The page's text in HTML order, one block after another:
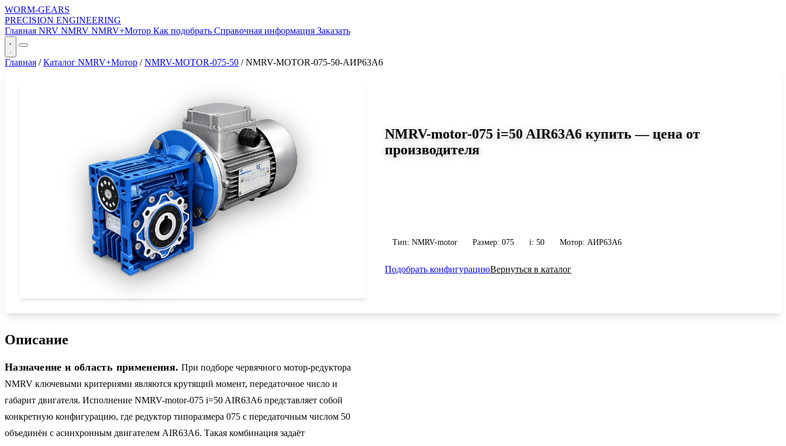
WORM-GEARS
PRECISION ENGINEERING
Главная NRV NMRV NMRV+Мотор Как подобрать Справочная информация Заказать
Главная / Каталог NMRV+Мотор / NMRV-MOTOR-075-50 / NMRV-MOTOR-075-50-АИР63A6
NMRV-motor-075 i=50 AIR63A6 купить — цена от
производителя
Тип: NMRV-motor Размер: 075 i: 50 Мотор: АИР63A6
Подобрать конфигурациюВернуться в каталог
Описание
Назначение и область применения. При подборе червячного мотор-редуктора
NMRV ключевыми критериями являются крутящий момент, передаточное число и
габарит двигателя. Исполнение NMRV-motor-075 i=50 AIR63A6 представляет собой
конкретную конфигурацию, где редуктор типоразмера 075 с передаточным числом 50
объединён с асинхронным двигателем AIR63A6. Такая комбинация задаёт